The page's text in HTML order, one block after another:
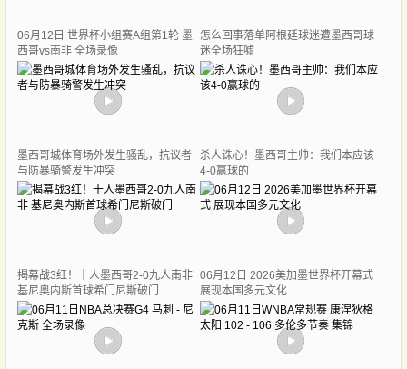
06月12日 世界杯小组赛A组第1轮 墨
西哥vs南非 全场录像
怎么回事落单阿根廷球迷遭墨西哥球
迷全场狂嘘
墨西哥城体育场外发生骚乱，抗议者
与防暴骑警发生冲突
杀人诛心！墨西哥主帅：我们本应该
4-0赢球的
揭幕战3红！十人墨西哥2-0九人南非
基尼奥内斯首球希门尼斯破门
06月12日 2026美加墨世界杯开幕式
展现本国多元文化